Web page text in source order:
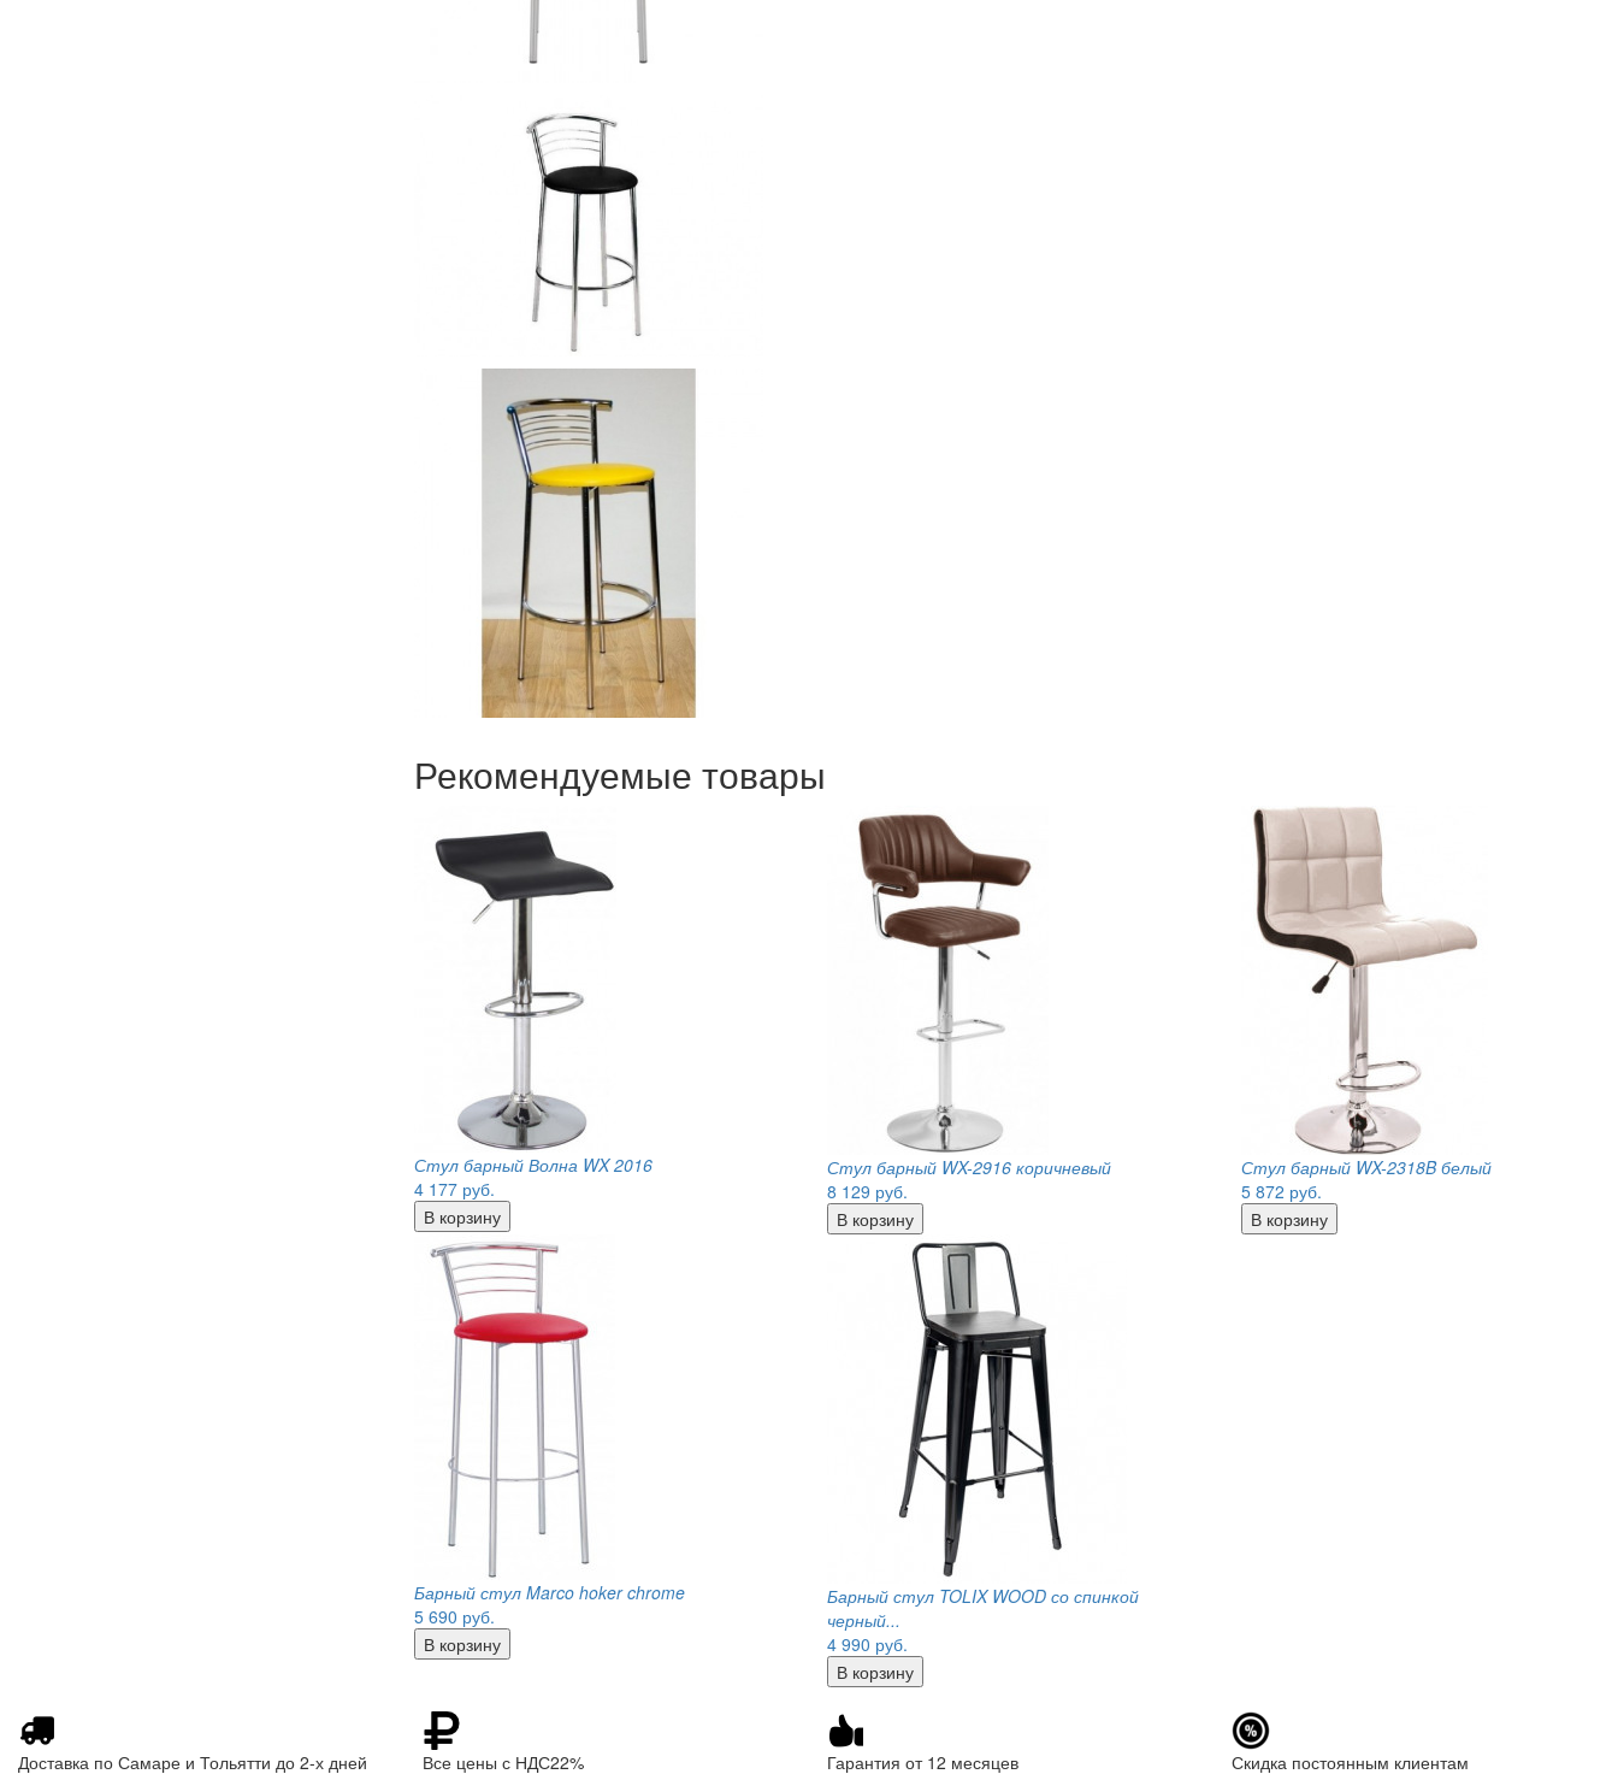
Рекомендуемые товары
Стул барный Волна WX 2016
4 177 руб.
Стул барный WX-2916 коричневый
8 129 руб.
Стул барный WX-2318B белый
5 872 руб.
Барный стул Marco hoker chrome
5 690 руб.
Барный стул TOLIX WOOD со спинкой
черный...
4 990 руб.
Доставка по Самаре и Тольятти до 2-х дней Все цены с НДС22% Гарантия от 12 месяцев Скидка постоянным клиентам